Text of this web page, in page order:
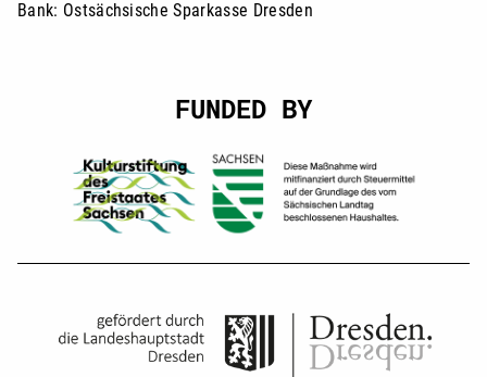
Bank: Ostsächsische Sparkasse Dresden
FUNDED BY